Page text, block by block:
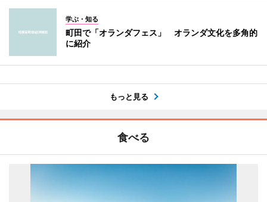
学ぶ・知る
町田で「オランダフェス」 オランダ文化を多角的
に紹介
もっと見る
食べる